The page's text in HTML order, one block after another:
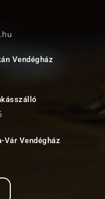
Vendégház
Vár Vendégház